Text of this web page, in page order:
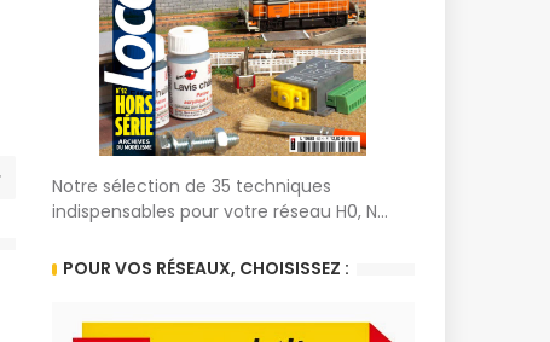
Notre sélection de 35 techniques
indispensables pour votre réseau H0, N...
POUR VOS RÉSEAUX, CHOISISSEZ :